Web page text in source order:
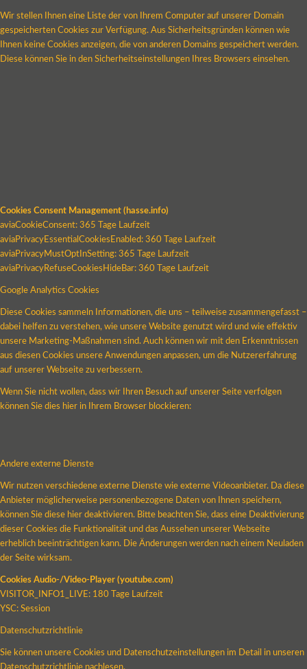
Wir stellen Ihnen eine Liste der von Ihrem Computer auf unserer Domain
gespeicherten Cookies zur Verfügung. Aus Sicherheitsgründen können wie
Ihnen keine Cookies anzeigen, die von anderen Domains gespeichert werden.
Diese können Sie in den Sicherheitseinstellungen Ihres Browsers einsehen.
Cookies Consent Management (hasse.info)
aviaCookieConsent: 365 Tage Laufzeit
aviaPrivacyEssentialCookiesEnabled: 360 Tage Laufzeit
aviaPrivacyMustOptInSetting: 365 Tage Laufzeit
aviaPrivacyRefuseCookiesHideBar: 360 Tage Laufzeit
Google Analytics Cookies
Diese Cookies sammeln Informationen, die uns – teilweise zusammengefasst –
dabei helfen zu verstehen, wie unsere Website genutzt wird und wie effektiv
unsere Marketing-Maßnahmen sind. Auch können wir mit den Erkenntnissen
aus diesen Cookies unsere Anwendungen anpassen, um die Nutzererfahrung
auf unserer Webseite zu verbessern.
Wenn Sie nicht wollen, dass wir Ihren Besuch auf unserer Seite verfolgen
können Sie dies hier in Ihrem Browser blockieren:
Andere externe Dienste
Wir nutzen verschiedene externe Dienste wie externe Videoanbieter. Da diese
Anbieter möglicherweise personenbezogene Daten von Ihnen speichern,
können Sie diese hier deaktivieren. Bitte beachten Sie, dass eine Deaktivierung
dieser Cookies die Funktionalität und das Aussehen unserer Webseite
erheblich beeinträchtigen kann. Die Änderungen werden nach einem Neuladen
der Seite wirksam.
Cookies Audio-/Video-Player (youtube.com)
VISITOR_INFO1_LIVE: 180 Tage Laufzeit
YSC: Session
Datenschutzrichtlinie
Sie können unsere Cookies und Datenschutzeinstellungen im Detail in unseren